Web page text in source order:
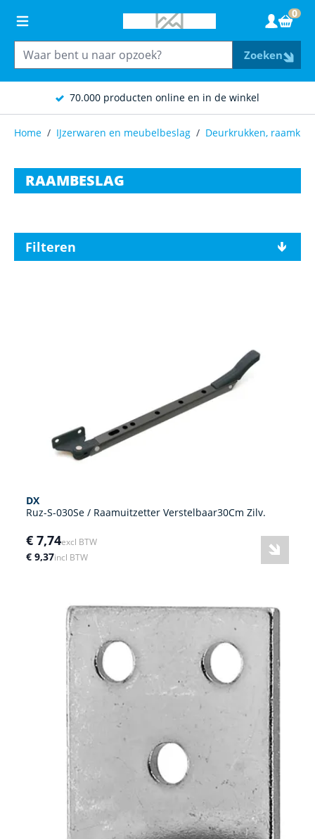
70.000 producten online en in de winkel
Zoeken
0
Home / IJzerwaren en meubelbeslag / Deurkrukken,
RAAMBESLAG
Filteren
DX
Ruz-S-030Se / Raamuitzetter Verstelbaar30Cm Zilv.
€ 7,74excl BTW
€ 9,37incl BTW